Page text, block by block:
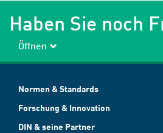
Haben Sie noch
Öffnen
Normen & Standards
Forschung & Innovation
DIN & seine Partner